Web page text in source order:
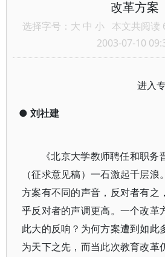
改革方案
选择字号： 大 中 小 本文共阅读
2003-07-10
进入
● 刘社建
《北京大学教师聘任和职务
（征求意见稿）一石激起千层
方案有不同的声音，反对者有之
乎反对者的声调更高。一个改革
此大的反响？为何方案遭到如此
为天下之先，而当此次教育改革